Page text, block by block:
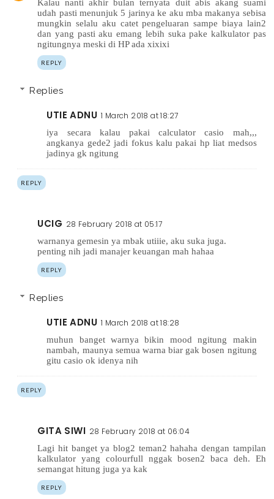
Kalau nanti akhir bulan ternyata duit abis akang suami
udah pasti menunjuk 5 jarinya ke aku mba makanya sebisa
mungkin selalu aku catet pengeluaran sampe biaya lain2
dan yang pasti aku emang lebih suka pake kalkulator pas
ngitungnya meski di HP ada xixixi
REPLY
Replies
UTIE ADNU 1 March 2018 at 18:27
iya secara kalau pakai calculator casio mah,,,
angkanya gede2 jadi fokus kalu pakai hp liat medsos
jadinya gk ngitung
REPLY
UCIG 28 February 2018 at 05:17
warnanya gemesin ya mbak utiiie, aku suka juga.
penting nih jadi manajer keuangan mah hahaa
REPLY
Replies
UTIE ADNU 1 March 2018 at 18:28
muhun banget warnya bikin mood ngitung makin
nambah, maunya semua warna biar gak bosen ngitung
gitu casio ok idenya nih
REPLY
GITA SIWI 28 February 2018 at 06:04
Lagi hit banget ya blog2 teman2 hahaha dengan tampilan
kalkulator yang colourfull nggak bosen2 baca deh. Eh
semangat hitung juga ya kak
REPLY